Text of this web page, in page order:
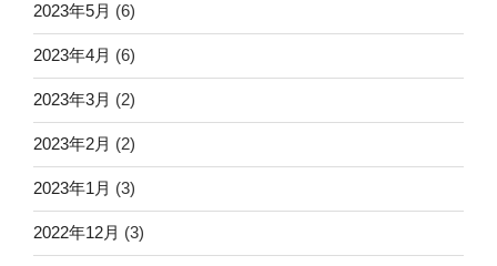
2023年5月 (6)
2023年4月 (6)
2023年3月 (2)
2023年2月 (2)
2023年1月 (3)
2022年12月 (3)